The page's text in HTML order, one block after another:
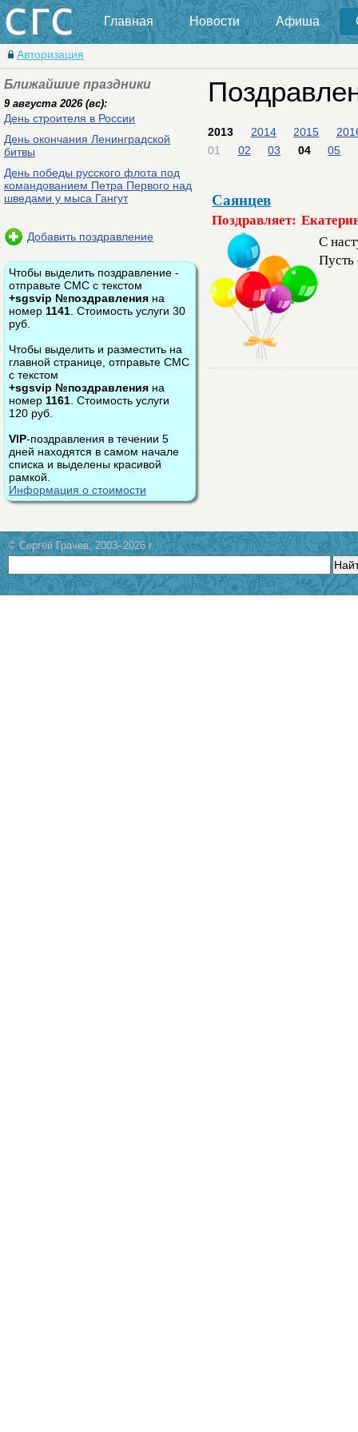
Главная Новости Афиша
Авторизация
Ближайшие праздники
9 августа 2026 (вс):
День строителя в России
День окончания Ленинградской
битвы
День победы русского флота под
командованием Петра Первого над
шведами у мыса Гангут
Добавить поздравление
Чтобы выделить поздравление -
отправьте СМС с текстом
+sgsvip №поздравления на
номер 1141 . Стоимость услуги 30
руб.
Чтобы выделить и разместить на
главной странице, отправьте СМС
с текстом
+sgsvip №поздравления на
номер 1161 . Стоимость услуги
120 руб.
VIP-поздравления в течении 5
дней находятся в самом начале
списка и выделены красивой
рамкой.
Информация о стоимости
2013 2014 2015
01
02 03 04 05
Саянцев
Поздравляет:
С
Пусть
© Сергей Грачев, 2003–2026 г.